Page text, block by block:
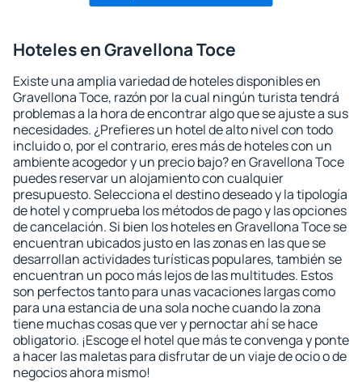
Hoteles en Gravellona Toce
Existe una amplia variedad de hoteles disponibles en
Gravellona Toce, razón por la cual ningún turista tendrá
problemas a la hora de encontrar algo que se ajuste a sus
necesidades. ¿Prefieres un hotel de alto nivel con todo
incluido o, por el contrario, eres más de hoteles con un
ambiente acogedor y un precio bajo? en Gravellona Toce
puedes reservar un alojamiento con cualquier
presupuesto. Selecciona el destino deseado y la tipología
de hotel y comprueba los métodos de pago y las opciones
de cancelación. Si bien los hoteles en Gravellona Toce se
encuentran ubicados justo en las zonas en las que se
desarrollan actividades turísticas populares, también se
encuentran un poco más lejos de las multitudes. Estos
son perfectos tanto para unas vacaciones largas como
para una estancia de una sola noche cuando la zona
tiene muchas cosas que ver y pernoctar ahí se hace
obligatorio. ¡Escoge el hotel que más te convenga y ponte
a hacer las maletas para disfrutar de un viaje de ocio o de
negocios ahora mismo!